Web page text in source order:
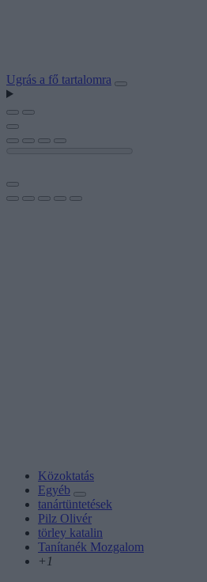
Ugrás a fő tartalomra
Közoktatás
Egyéb
tanártüntetések
Pilz Olivér
törley katalin
Tanítanék Mozgalom
+1